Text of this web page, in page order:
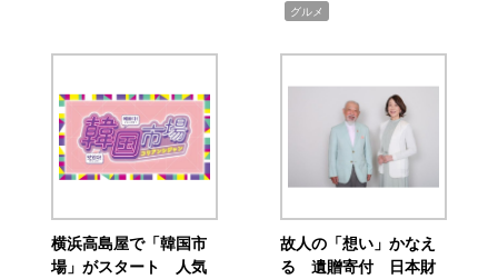
グルメ
横浜高島屋で「韓国市
場」がスタート 人気
故人の「想い」かなえ
る 遺贈寄付 日本財